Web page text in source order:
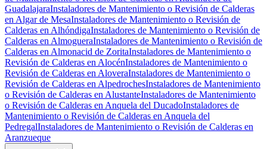
GuadalajaraInstaladores de Mantenimiento o Revisión de Calderas
en Algar de MesaInstaladores de Mantenimiento o Revisión de
Calderas en AlhóndigaInstaladores de Mantenimiento o Revisión de
Calderas en AlmogueraInstaladores de Mantenimiento o Revisión de
Calderas en Almonacid de ZoritaInstaladores de Mantenimiento o
Revisión de Calderas en AlocénInstaladores de Mantenimiento o
Revisión de Calderas en AloveraInstaladores de Mantenimiento o
Revisión de Calderas en AlpedrochesInstaladores de Mantenimiento
o Revisión de Calderas en AlustanteInstaladores de Mantenimiento
o Revisión de Calderas en Anquela del DucadoInstaladores de
Mantenimiento o Revisión de Calderas en Anquela del
PedregalInstaladores de Mantenimiento o Revisión de Calderas en
Aranzueque